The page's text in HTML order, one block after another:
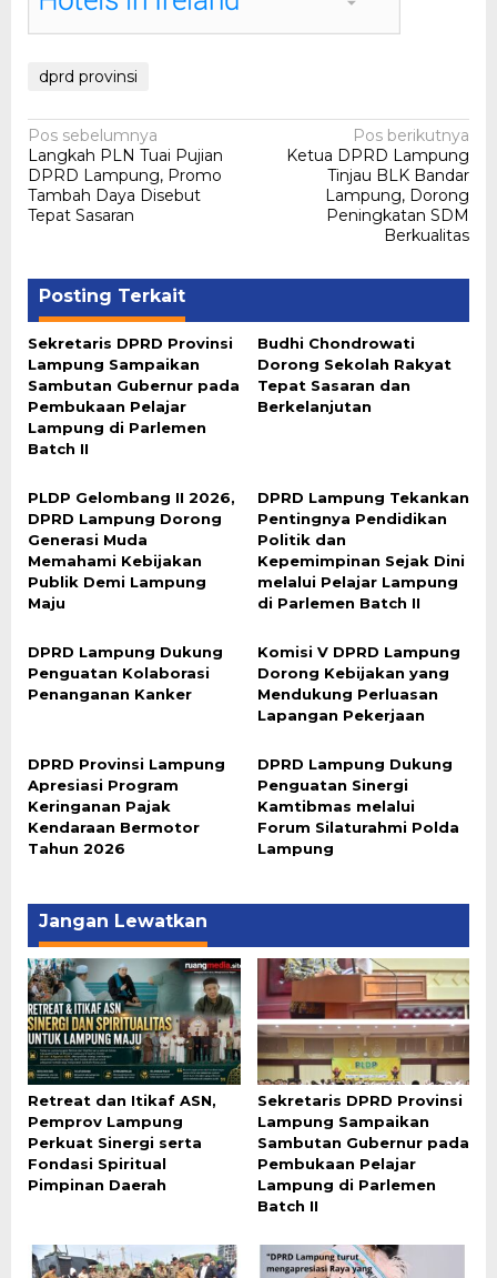
dprd provinsi
Navigasi
pos
Pos sebelumnya
Langkah PLN Tuai Pujian
DPRD Lampung, Promo
Tambah Daya Disebut
Tepat Sasaran
Pos berikutnya
Ketua DPRD Lampung
Tinjau BLK Bandar
Lampung, Dorong
Peningkatan SDM
Berkualitas
Posting Terkait
Sekretaris DPRD Provinsi
Lampung Sampaikan
Sambutan Gubernur pada
Pembukaan Pelajar
Lampung di Parlemen
Batch II
Budhi Chondrowati
Dorong Sekolah Rakyat
Tepat Sasaran dan
Berkelanjutan
PLDP Gelombang II 2026,
DPRD Lampung Dorong
Generasi Muda
Memahami Kebijakan
Publik Demi Lampung
Maju
DPRD Lampung Tekankan
Pentingnya Pendidikan
Politik dan
Kepemimpinan Sejak Dini
melalui Pelajar Lampung
di Parlemen Batch II
DPRD Lampung Dukung
Penguatan Kolaborasi
Penanganan Kanker
Komisi V DPRD Lampung
Dorong Kebijakan yang
Mendukung Perluasan
Lapangan Pekerjaan
DPRD Provinsi Lampung
Apresiasi Program
Keringanan Pajak
Kendaraan Bermotor
Tahun 2026
DPRD Lampung Dukung
Penguatan Sinergi
Kamtibmas melalui
Forum Silaturahmi Polda
Lampung
Jangan Lewatkan
Retreat dan Itikaf ASN,
Pemprov Lampung
Perkuat Sinergi serta
Fondasi Spiritual
Pimpinan Daerah
Sekretaris DPRD Provinsi
Lampung Sampaikan
Sambutan Gubernur pada
Pembukaan Pelajar
Lampung di Parlemen
Batch II